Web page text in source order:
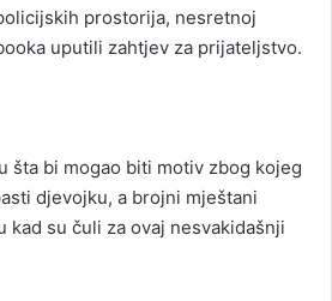
prostorija, nesretnoj
uputili zahtjev za prijateljstvo.
šta bi mogao biti motiv zbog kojeg
djevojku, a brojni mještani
kad su čuli za ovaj nesvakidašnji